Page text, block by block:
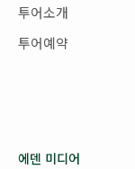
투어소개
투어예약
에덴 미디어